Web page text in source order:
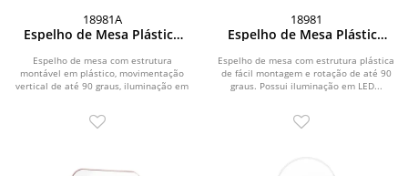
18981A
Espelho de Mesa Plástico
Espelho de mesa com estrutura
montável em plástico, movimentação
vertical de até 90 graus, iluminação em
18981
Espelho de Mesa Plástico
Espelho de mesa com estrutura plástica
de fácil montagem e rotação de até 90
graus. Possui iluminação em LED...